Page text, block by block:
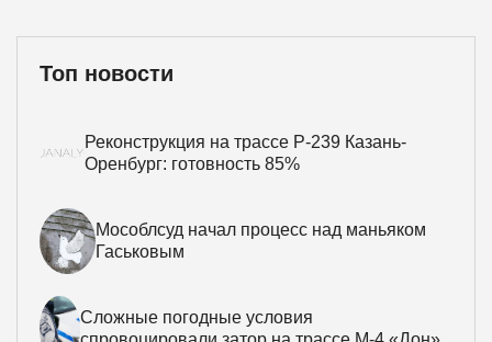
Топ новости
Реконструкция на трассе Р-239 Казань-
Оренбург: готовность 85%
Мособлсуд начал процесс над маньяком
Гаськовым
Сложные погодные условия